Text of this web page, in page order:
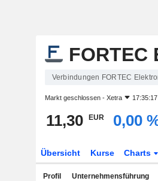
FORTEC
Verbindungen FORTEC
Markt geschlossen - Xetra
11,30 EUR 0,00
Übersicht Kurse Charts
Profil Unternehmensführung